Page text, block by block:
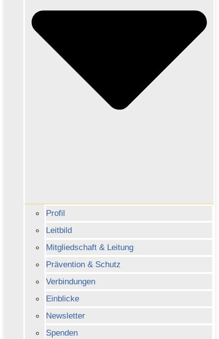
Profil
Leitbild
Mitgliedschaft & Leitung
Prävention & Schutz
Verbindungen
Einblicke
Newsletter
Spenden